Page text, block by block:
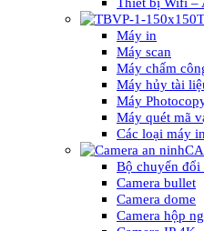
Máy in
Máy scan
Máy chấm
Máy hủy tài
Máy
Máy quét mã
Các loại máy
Bộ chuyển đổi
Camera bullet
Camera dome
Camera hộp